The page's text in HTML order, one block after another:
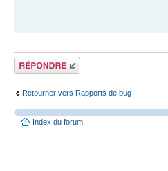
Répondre
Retourner vers Rapports de bug
Index du forum